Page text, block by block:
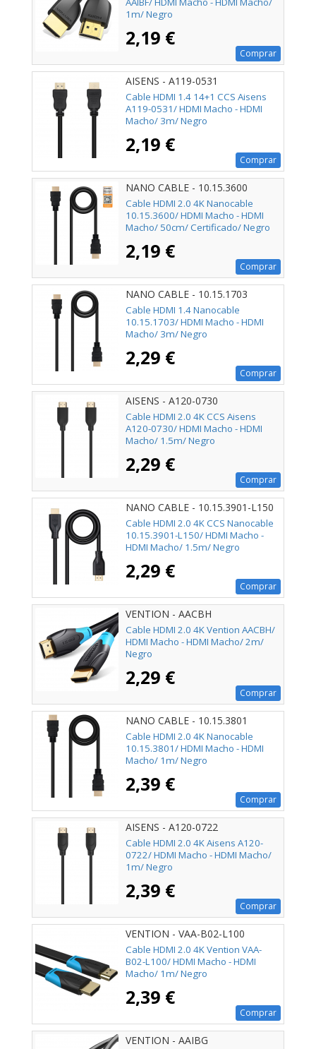
1m/ Negro
2,19 €
Comprar
AISENS - A119-0531
Cable HDMI 1.4 14+1 CCS Aisens
A119-0531/ HDMI Macho - HDMI
Macho/ 3m/ Negro
2,19 €
Comprar
NANO CABLE - 10.15.3600
Cable HDMI 2.0 4K Nanocable
10.15.3600/ HDMI Macho - HDMI
Macho/ 50cm/ Certificado/ Negro
2,19 €
Comprar
NANO CABLE - 10.15.1703
Cable HDMI 1.4 Nanocable
10.15.1703/ HDMI Macho - HDMI
Macho/ 3m/ Negro
2,29 €
Comprar
AISENS - A120-0730
Cable HDMI 2.0 4K CCS Aisens
A120-0730/ HDMI Macho - HDMI
Macho/ 1.5m/ Negro
2,29 €
Comprar
NANO CABLE - 10.15.3901-L150
Cable HDMI 2.0 4K CCS Nanocable
10.15.3901-L150/ HDMI Macho -
HDMI Macho/ 1.5m/ Negro
2,29 €
Comprar
VENTION - AACBH
Cable HDMI 2.0 4K Vention AACBH/
HDMI Macho - HDMI Macho/ 2m/
Negro
2,29 €
Comprar
NANO CABLE - 10.15.3801
Cable HDMI 2.0 4K Nanocable
10.15.3801/ HDMI Macho - HDMI
Macho/ 1m/ Negro
2,39 €
Comprar
AISENS - A120-0722
Cable HDMI 2.0 4K Aisens A120-
0722/ HDMI Macho - HDMI Macho/
1m/ Negro
2,39 €
Comprar
VENTION - VAA-B02-L100
Cable HDMI 2.0 4K Vention VAA-
B02-L100/ HDMI Macho - HDMI
Macho/ 1m/ Negro
2,39 €
Comprar
VENTION - AAIBG